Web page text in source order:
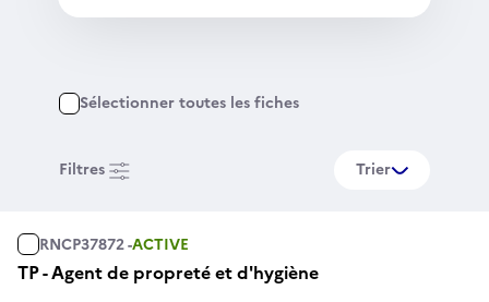
Sélectionner toutes les fiches
Filtres Trier
RNCP37872 -ACTIVE
TP - Agent de propreté et d'hygiène